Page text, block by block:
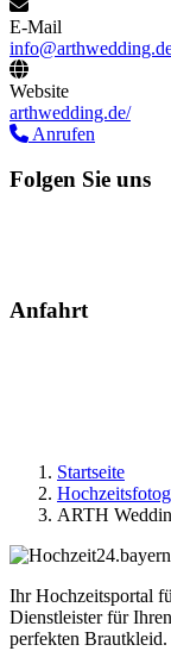
E-Mail
Website
arthwedding.de/
Anrufen
Folgen Sie uns
Anfahrt
Startseite
ARTH
Ihr Hochzeitsportal
Dienstleister für
perfekten Brautkleid.